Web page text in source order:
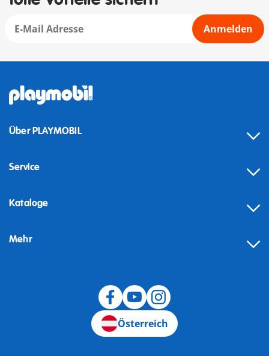
Anmelden
Über PLAYMOBIL
Service
Kataloge
Mehr
Österreich